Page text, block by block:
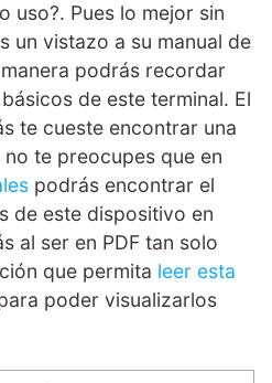
uso?. Pues lo mejor sin
un vistazo a su manual de
podrás recordar
de este terminal. El
te cueste encontrar una
te preocupes que en
podrás encontrar el
de este dispositivo en
al ser en PDF tan solo
que permita leer esta
poder visualizarlos